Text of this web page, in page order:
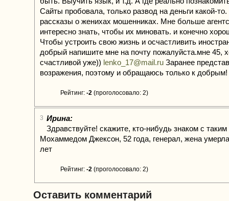
Сайты пробовала, только развод на деньги какой-
рассказы о женихах мошенниках. Мне больше
интересно знать, чтобы их миновать. и конечно
Чтобы устроить свою жизнь и осчастливить
добрый напишите мне на почту пожалуйста.мне 45,
счастливой уже)) lenko_17@mail.ru Заранее
возражения, поэтому и обращаюсь только к добрым!
Рейтинг: -2 (проголосовало: 2)
3 Ирина:
Здравствуйте! скажите, кто-нибудь знаком с
Мохаммедом Джексон, 52 года, генерал, жена
лет
Рейтинг: -2 (проголосовало: 2)
Оставить комментарий